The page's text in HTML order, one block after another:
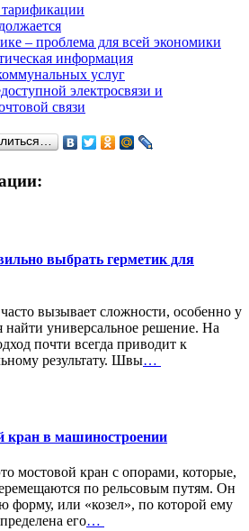
– проблема для всей экономики
информация
услуг
электросвязи и
связи
выбрать герметик для
вызывает сложности, особенно у
найти универсальное решение. На
почти всегда приводит к
результату. Швы…
кран в машиностроении
мостовой кран с опорами, которые,
по рельсовым путям. Он
форму, или «козел», по которой ему
его…